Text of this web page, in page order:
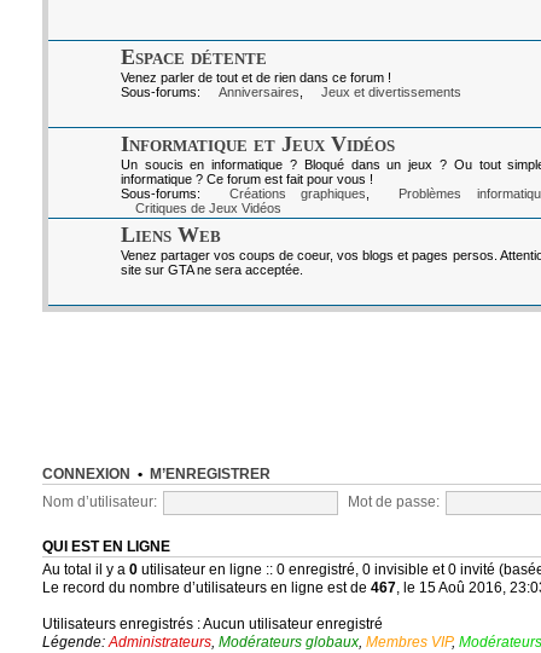
Espace détente
Venez parler de tout et de rien dans ce forum !
Sous-forums:
Anniversaires Jeux et divertissements
Informatique et Jeux Vidéos
Un soucis en informatique ? Bloqué dans un jeux ? Ou tout
informatique ? Ce forum est fait pour vous !
Sous-forums:
Créations graphiques
Problèmes
Critiques de Jeux Vidéos
Liens Web
Venez partager vos coups de coeur, vos blogs et pages persos.
site sur GTA ne sera acceptée.
CONNEXION • M’ENREGISTRER
Nom d’utilisateur: Mot de passe:
QUI EST EN LIGNE
Au total il y a 0utilisateur en ligne :: 0 enregistré, 0 invisible et 0 invité
Le record du nombre d’utilisateurs en ligne est de 467, le 15 Aoû 2016,
Utilisateurs enregistrés : Aucun utilisateur enregistré
Légende:Administrateurs, Modérateurs globaux, Membres VIP,